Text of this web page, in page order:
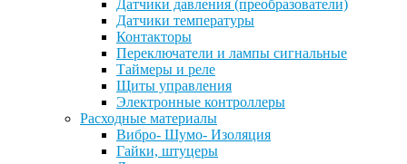
Датчики давления (преобразователи)
Датчики температуры
Контакторы
Переключатели и лампы сигнальные
Таймеры и реле
Щиты управления
Электронные контроллеры
Расходные материалы
Вибро- Шумо- Изоляция
Гайки, штуцеры